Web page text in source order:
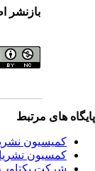
بازنشر
های مرتبط
کمیسیون
کمسیون
شرکت یکتاوب